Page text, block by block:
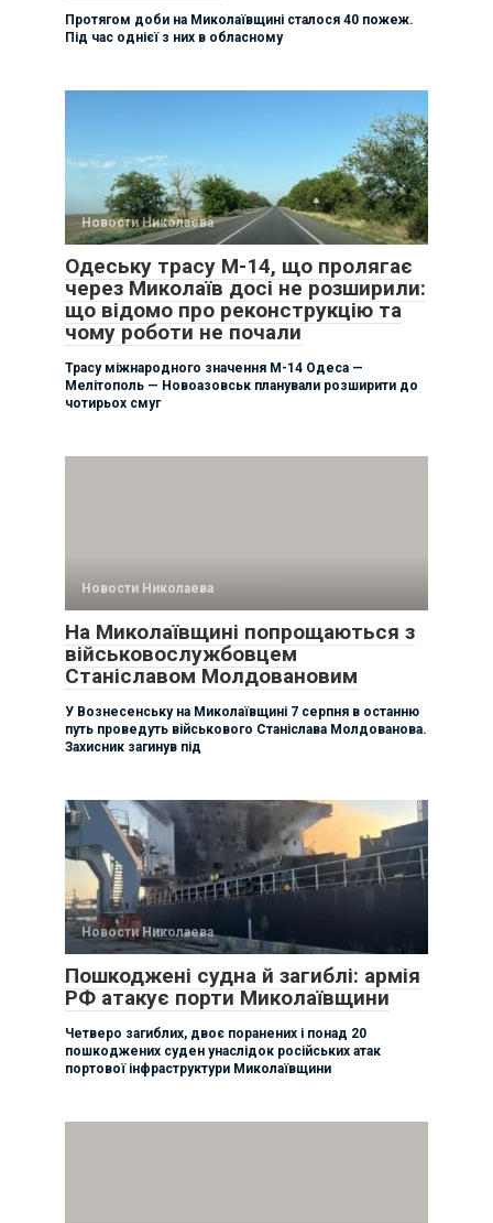
Протягом доби на Миколаївщині сталося 40 пожеж.
Під час однієї з них в обласному
Новости Николаева
Одеську трасу М-14, що пролягає
через Миколаїв досі не розширили:
що відомо про реконструкцію та
чому роботи не почали
Трасу міжнародного значення М-14 Одеса —
Мелітополь — Новоазовськ планували розширити до
чотирьох смуг
Новости Николаева
На Миколаївщині попрощаються з
військовослужбовцем
Станіславом Молдовановим
У Вознесенську на Миколаївщині 7 серпня в останню
путь проведуть військового Станіслава Молдованова.
Захисник загинув під
Новости Николаева
Пошкоджені судна й загиблі: армія
РФ атакує порти Миколаївщини
Четверо загиблих, двоє поранених і понад 20
пошкоджених суден унаслідок російських атак
портової інфраструктури Миколаївщини